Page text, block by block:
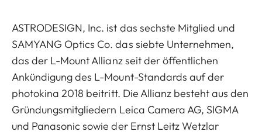
ASTRODESIGN, Inc. ist das sechste Mitglied und
SAMYANG Optics Co. das siebte Unternehmen,
das der L-Mount Allianz seit der öffentlichen
Ankündigung des L-Mount-Standards auf der
photokina 2018 beitritt. Die Allianz besteht aus den
Gründungsmitgliedern Leica Camera AG, SIGMA
und Panasonic sowie der Ernst Leitz Wetzlar